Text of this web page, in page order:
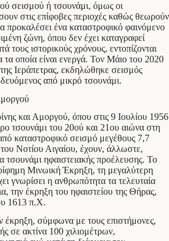
σεισμού ή τσουνάμι, όμως οι
στις επίφοβες περιοχές καθώς θεωρούν
προκαλέσει ένα καταστροφικό φαινόμενο
ζώνη, όπου δεν έχει καταγραφεί
τους ιστορικούς χρόνους, εντοπίζονται
οποία είναι ενεργά. Τον Μάιο του 2020
Ιεράπετρας, εκδηλώθηκε σεισμός
από μικρό τσουνάμι.
και Αμοργού, όπου στις 9 Ιουλίου 1956
τσουνάμι του 20ού και 21ου αιώνα στη
καταστροφικό σεισμό μεγέθους 7,7
του Νοτίου Αιγαίου, έχουν, άλλωστε,
τσουνάμι ηφαιστειακής προέλευσης. Το
Μινωική Έκρηξη, τη μεγαλύτερη
γνωρίσει η ανθρωπότητα τα τελευταία
την έκρηξη του ηφαιστείου της Θήρας,
1613 π.Χ.
σύμφωνα με τους επιστήμονες,
σε ακτίνα 100 χιλιομέτρων,